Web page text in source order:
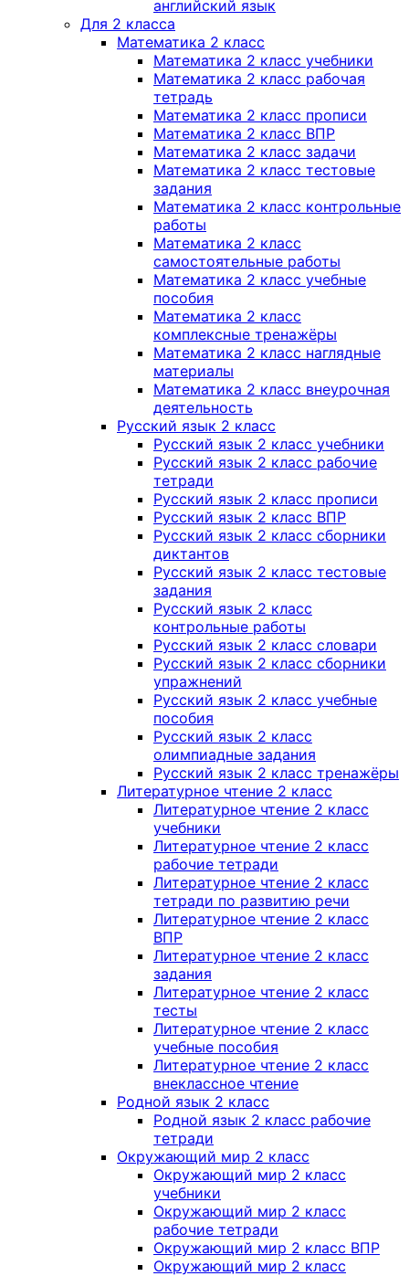
английский язык
Для 2 класса
Математика 2 класс
Математика 2 класс учебники
Математика 2 класс рабочая
тетрадь
Математика 2 класс прописи
Математика 2 класс ВПР
Математика 2 класс задачи
Математика 2 класс тестовые
задания
Математика 2 класс контрольные
работы
Математика 2 класс
самостоятельные работы
Математика 2 класс учебные
пособия
Математика 2 класс
комплексные тренажёры
Математика 2 класс наглядные
материалы
Математика 2 класс внеурочная
деятельность
Русский язык 2 класс
Русский язык 2 класс учебники
Русский язык 2 класс рабочие
тетради
Русский язык 2 класс прописи
Русский язык 2 класс ВПР
Русский язык 2 класс сборники
диктантов
Русский язык 2 класс тестовые
задания
Русский язык 2 класс
контрольные работы
Русский язык 2 класс словари
Русский язык 2 класс сборники
упражнений
Русский язык 2 класс учебные
пособия
Русский язык 2 класс
олимпиадные задания
Русский язык 2 класс тренажёры
Литературное чтение 2 класс
Литературное чтение 2 класс
учебники
Литературное чтение 2 класс
рабочие тетради
Литературное чтение 2 класс
тетради по развитию речи
Литературное чтение 2 класс
ВПР
Литературное чтение 2 класс
задания
Литературное чтение 2 класс
тесты
Литературное чтение 2 класс
учебные пособия
Литературное чтение 2 класс
внеклассное чтение
Родной язык 2 класс
Родной язык 2 класс рабочие
тетради
Окружающий мир 2 класс
Окружающий мир 2 класс
учебники
Окружающий мир 2 класс
рабочие тетради
Окружающий мир 2 класс ВПР
Окружающий мир 2 класс